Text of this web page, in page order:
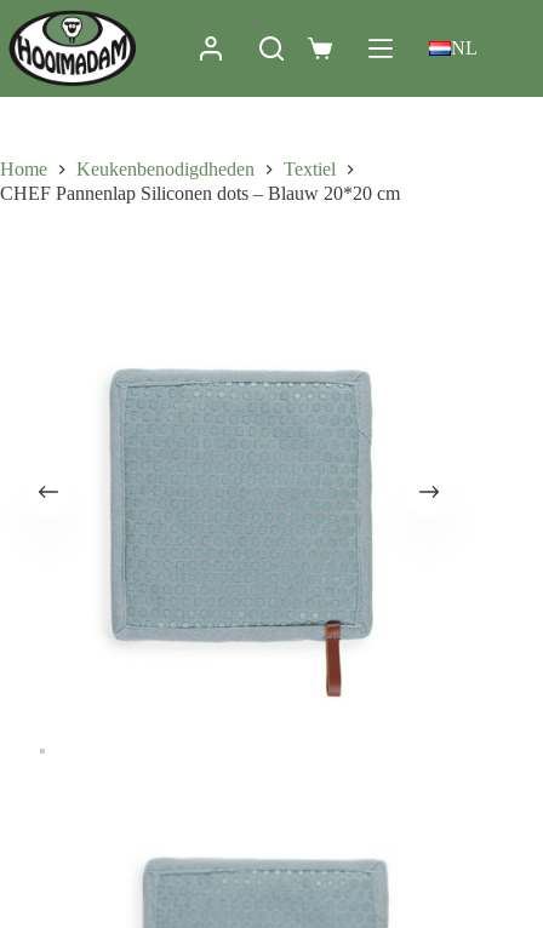
NL
Home Keukenbenodigdheden
Textiel
CHEF Pannenlap Siliconen dots – Blauw 20*20 cm